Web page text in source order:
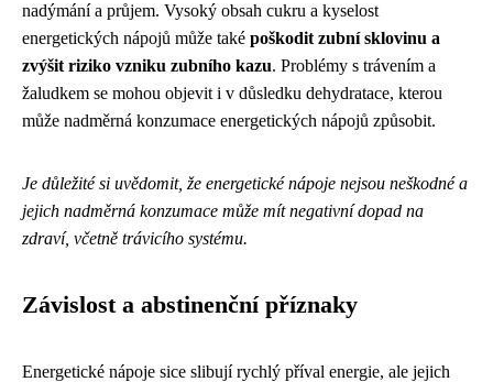
nadýmání a průjem. Vysoký obsah cukru a kyselost
energetických nápojů může také poškodit zubní sklovinu a
zvýšit riziko vzniku zubního kazu. Problémy s trávením a
žaludkem se mohou objevit i v důsledku dehydratace, kterou
může nadměrná konzumace energetických nápojů způsobit.
Je důležité si uvědomit, že energetické nápoje nejsou neškodné a
jejich nadměrná konzumace může mít negativní dopad na
zdraví, včetně trávicího systému.
Závislost a abstinenční příznaky
Energetické nápoje sice slibují rychlý příval energie, ale jejich